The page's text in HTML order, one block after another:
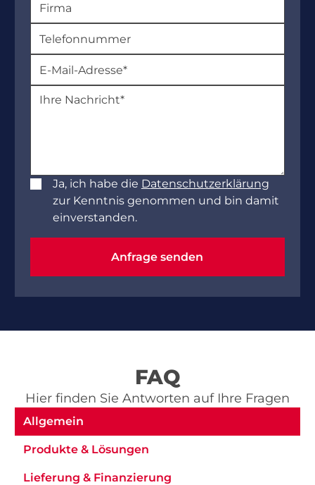
Ja, ich habe die Datenschutzerklärung
zur Kenntnis genommen und bin damit
einverstanden.
Anfrage senden
FAQ
Hier finden Sie Antworten auf Ihre Fragen
Allgemein
Produkte & Lösungen
Lieferung & Finanzierung